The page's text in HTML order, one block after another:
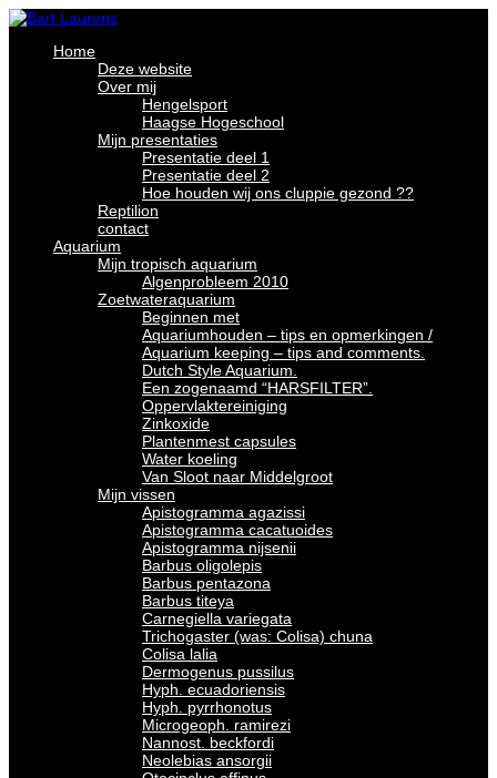
Home
Deze website
Over mij
Hengelsport
Haagse Hogeschool
Mijn presentaties
Presentatie deel 1
Presentatie deel 2
Hoe houden wij ons cluppie gezond ??
Reptilion
contact
Aquarium
Mijn tropisch aquarium
Algenprobleem 2010
Zoetwateraquarium
Beginnen met
Aquariumhouden – tips en opmerkingen /
Aquarium keeping – tips and comments.
Dutch Style Aquarium.
Een zogenaamd “HARSFILTER”.
Oppervlaktereiniging
Zinkoxide
Plantenmest capsules
Water koeling
Van Sloot naar Middelgroot
Mijn vissen
Apistogramma agazissi
Apistogramma cacatuoides
Apistogramma nijsenii
Barbus oligolepis
Barbus pentazona
Barbus titeya
Carnegiella variegata
Trichogaster (was: Colisa) chuna
Colisa lalia
Dermogenus pussilus
Hyph. ecuadoriensis
Hyph. pyrrhonotus
Microgeoph. ramirezi
Nannost. beckfordi
Neolebias ansorgii